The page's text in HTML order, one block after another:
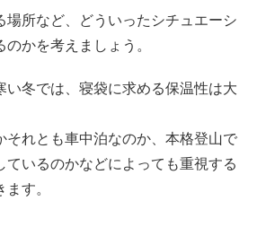
場所など、どういったシチュエーシ
かを考えましょう。
い冬では、寝袋に求める保温性は大
それとも車中泊なのか、本格登山で
ているのかなどによっても重視する
す。